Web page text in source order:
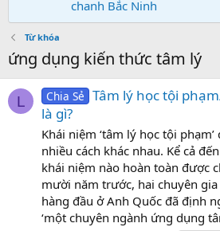
chanh Bắc Ninh
Từ khóa
ứng dụng kiến thức tâm lý
L Chia Sẻ Tâm lý học tội
là gì?
Khái niệm ‘tâm lý học tội
nhiều cách khác nhau. Kể cả
khái niệm nào hoàn toàn được
mười năm trước, hai chuyên
hàng đầu ở Anh Quốc đã định
‘một chuyên ngành ứng dụng